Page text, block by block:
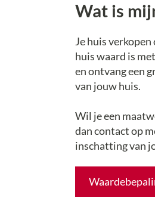
Wat is
Je huis
huis waard is
en ontvang een
van jouw huis.
Wil je een
dan contact op
inschatting van